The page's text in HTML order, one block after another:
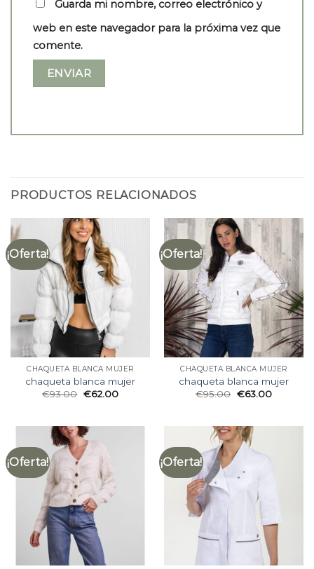
Guarda mi nombre, correo electrónico y
web en este navegador para la próxima vez que
comente.
PRODUCTOS RELACIONADOS
¡Oferta!
CHAQUETA BLANCA MUJER
chaqueta blanca mujer
€93.00 €62.00
¡Oferta!
CHAQUETA BLANCA MUJER
chaqueta blanca mujer
€95.00 €63.00
¡Oferta! ¡Oferta!